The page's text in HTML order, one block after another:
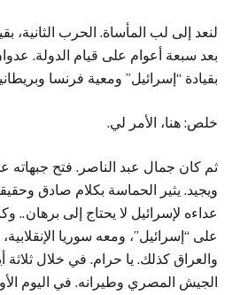
لنعد إلى لب المأساة. الحرب الثانية،
بعد سبعة أعوام على قيام الدولة.
بقيادة “إسرائيل” ومعية فرنسا
خلص: هنا، الأمر لي.
ثم كان جمال عبد الناصر. فتح
ويجيد. يثير الحماسة بكلام صادق
عداءه لإسرائيل لا يحتاج إلى
على “إسرائيل”، ومعه سوريا
والعراق كذلك. يا حرام. في خلال ثلاثة
الجيش المصري وطيرانه. في اليوم